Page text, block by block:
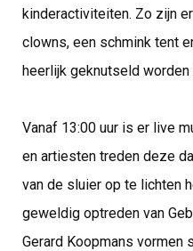
kinderactiviteiten. Zo zijn
clowns, een schmink tent
heerlijk geknutseld worden
Vanaf 13:00 uur is er live
en artiesten treden deze
van de sluier op te lichten
geweldig optreden van
Gerard Koopmans vormen